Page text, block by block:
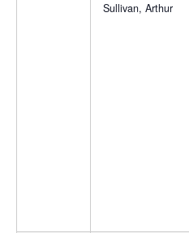
Sullivan, Arthur